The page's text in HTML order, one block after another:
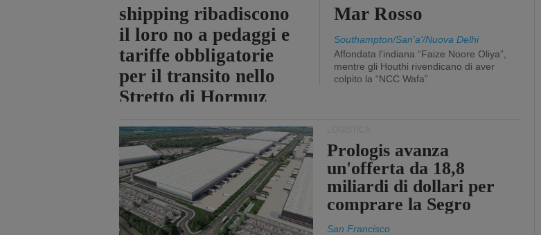
shipping ribadiscono
il loro no a pedaggi e
tariffe obbligatorie
per il transito nello
Stretto di Hormuz
Mar Rosso
Southampton/San'a'/Nuova Delhi
Affondata l'indiana “Faize Noore Oliya”,
mentre gli Houthi rivendicano di aver
colpito la “NCC Wafa”
Prologis avanza
un'offerta da 18,8
miliardi di dollari per
comprare la Segro
San Francisco